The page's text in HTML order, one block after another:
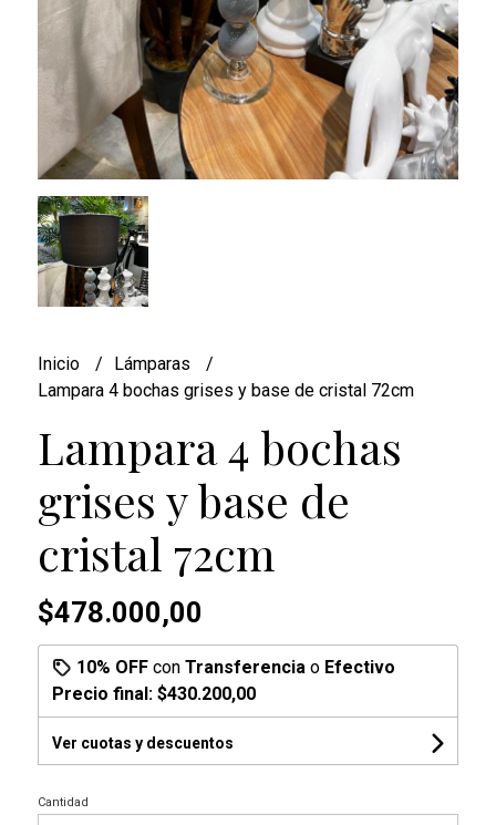
Inicio
Lámparas
Lampara 4 bochas grises y base de cristal 72cm
Lampara 4 bochas
grises y base de
cristal 72cm
$478.000,00
10% OFFcon Transferencia o Efectivo
Precio final: $430.200,00
Ver cuotas y descuentos
Cantidad